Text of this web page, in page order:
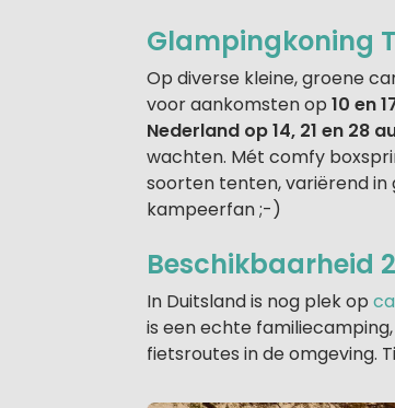
Glampingkoning
Op diverse kleine, groene
voor aankomsten op 10 en
Nederland op 14, 21 en 28
wachten. Mét comfy
soorten tenten, variërend in
kampeerfan ;-)
Beschikbaarheid
In Duitsland is nog plek op
is een echte
fietsroutes in de omgeving.